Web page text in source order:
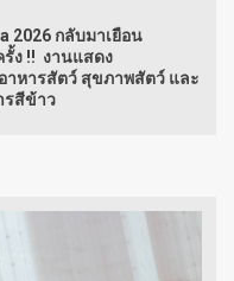
2026 กลับมาเยือน
รั้ง !! งานแสดง
าหารสัตว์ สุขภาพสัตว์ และ
รสีข้าว